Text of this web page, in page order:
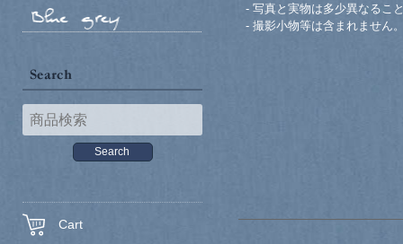
Cart
- 写真と実物は多少異なるこ
- 撮影小物等は含まれません